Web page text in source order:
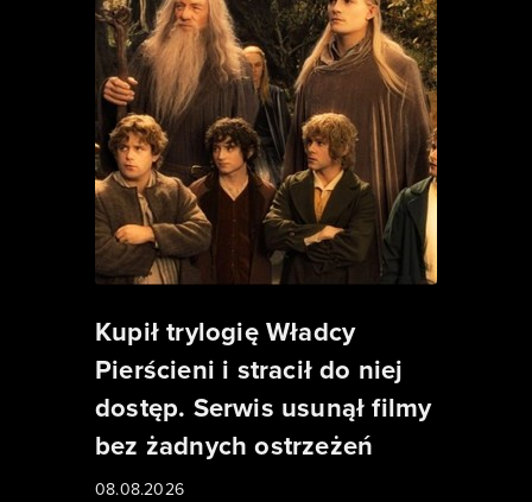
Kupił trylogię Władcy
Pierścieni i stracił do niej
dostęp. Serwis usunął filmy
bez żadnych ostrzeżeń
08.08.2026